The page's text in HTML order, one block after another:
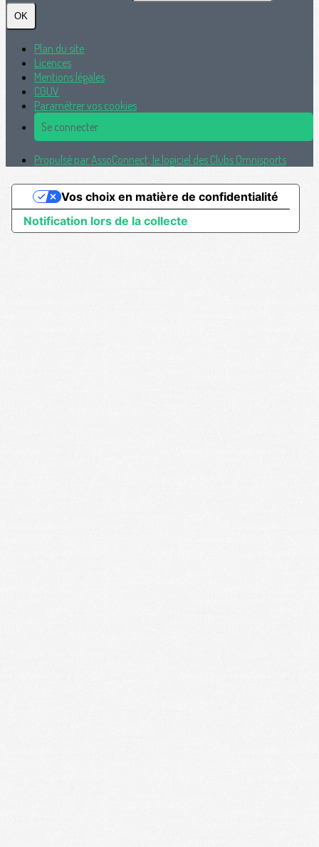
OK
Plan du site
Licences
Mentions légales
CGUV
Paramétrer vos cookies
Se connecter
Propulsé par AssoConnect, le logiciel des Clubs Omnisports
Notification lors de la collecte
Vos choix en matière de confidentialité